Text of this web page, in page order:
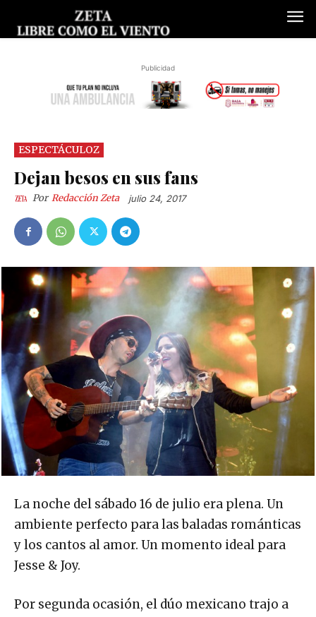
Publicidad
ESPECTÁCULOZ
Dejan besos en sus fans
Por Redacción Zeta julio 24, 2017
La noche del sábado 16 de julio era plena. Un
ambiente perfecto para las baladas románticas
y los cantos al amor. Un momento ideal para
Jesse & Joy.
Por segunda ocasión, el dúo mexicano trajo a